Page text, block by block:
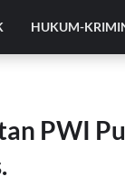
HUKUM-
PWI